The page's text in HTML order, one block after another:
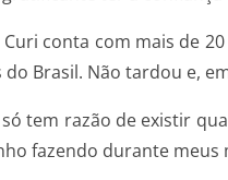
conta com mais de
Brasil. Não tardou e,
tem razão de existir
fazendo durante meus